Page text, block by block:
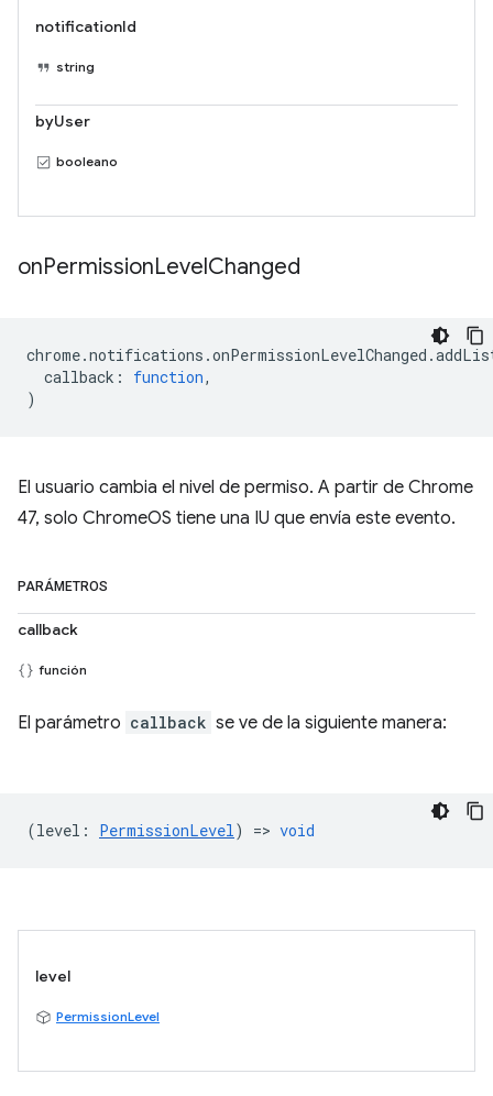
notificationId
string
byUser
booleano
onPermissionLevelChanged
chrome.notifications .onPermissionLevelChanged .
callback : function,
)
El usuario cambia el nivel de permiso. A partir de Chrome
47, solo ChromeOS tiene una IU que envía este evento.
PARÁMETROS
callback
función
El parámetro callback se ve de la siguiente manera:
(level : PermissionLevel) => void
level
PermissionLevel